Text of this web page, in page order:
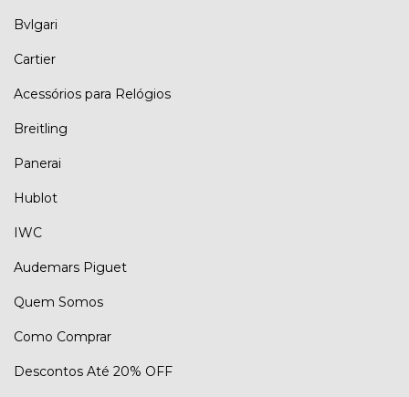
Bvlgari
Cartier
Acessórios para Relógios
Breitling
Panerai
Hublot
IWC
Audemars Piguet
Quem Somos
Como Comprar
Descontos Até 20% OFF